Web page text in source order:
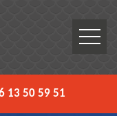
13 50 59 51